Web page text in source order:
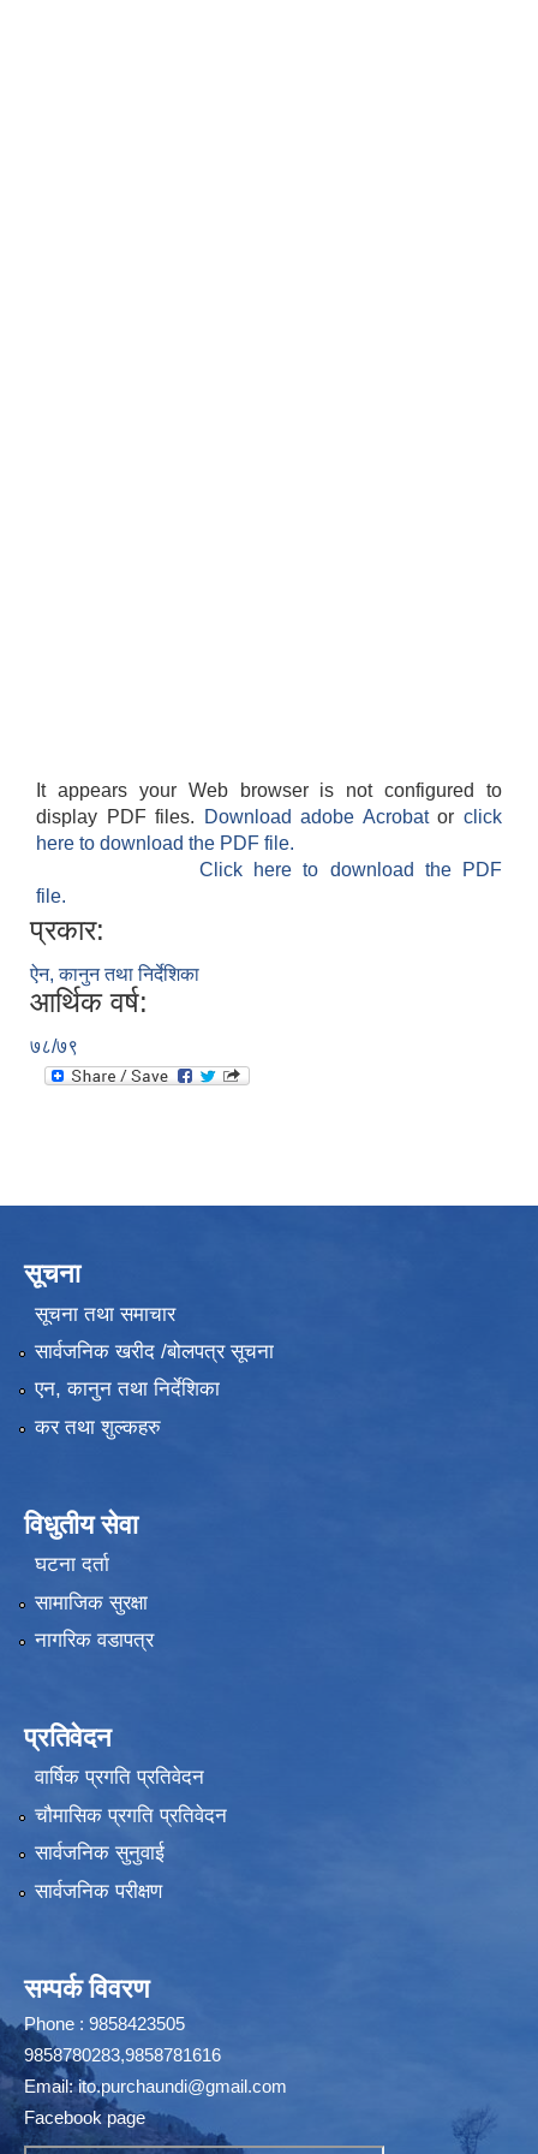
It appears your Web browser is not configured to
display PDF files.
Download adobe Acrobatorclick
here to download the PDF file.
Click here to download the PDF
file.
प्रकार:
ऐन, कानुन तथा निर्देशिका
आर्थिक वर्ष:
७८/७९
सूचना
सूचना तथा समाचार
सार्वजनिक खरीद /बोलपत्र सूचना
एन, कानुन तथा निर्देशिका
कर तथा शुल्कहरु
विधुतीय सेवा
घटना दर्ता
सामाजिक सुरक्षा
नागरिक वडापत्र
प्रतिवेदन
वार्षिक प्रगति प्रतिवेदन
चौमासिक प्रगति प्रतिवेदन
सार्वजनिक सुनुवाई
सार्वजनिक परीक्षण
सम्पर्क विवरण
Phone : 9858423505
9858780283,9858781616
Email:ito.purchaundi@gmail.com
Facebook page